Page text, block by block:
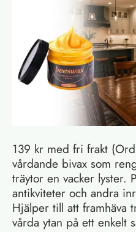
139 kr med fri frakt
vårdande bivax som
träytor en vacker lyster.
antikviteter och andra
Hjälper till att framhäva
vårda ytan på ett enkelt